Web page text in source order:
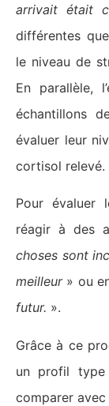
arrivait était
différentes
le niveau de
En parallèle,
échantillons
évaluer leur
cortisol relevé.
Pour évaluer
réagir à des
choses sont
meilleur» ou
futur. ».
Grâce à ce
un profil type
comparer avec